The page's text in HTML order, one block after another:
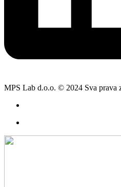
MPS Lab d.o.o. © 2024 Sva prava